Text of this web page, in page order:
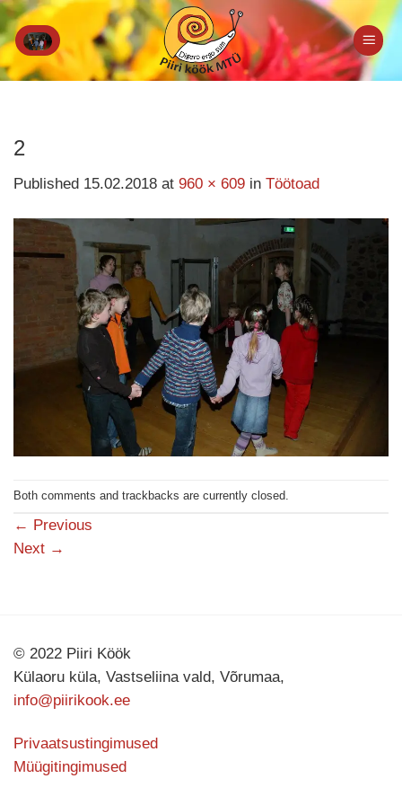
Skip
to
content
2
Published 15.02.2018 at 960 × 609 in Töötoad
Both comments and trackbacks are currently closed.
← Previous
Next →
© 2022 Piiri Köök
Külaoru küla, Vastseliina vald, Võrumaa,
info@piirikook.ee
Privaatsustingimused
Müügitingimused